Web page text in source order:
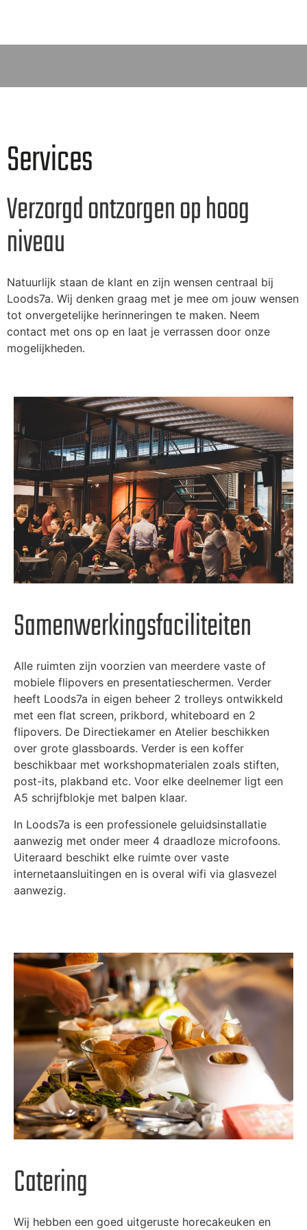
Services
Verzorgd ontzorgen op hoog
niveau
Natuurlijk staan de klant en zijn wensen centraal bij
Loods7a. Wij denken graag met je mee om jouw wensen
tot onvergetelijke herinneringen te maken. Neem
contact met ons op en laat je verrassen door onze
mogelijkheden.
Samenwerkingsfaciliteiten
Alle ruimten zijn voorzien van meerdere vaste of
mobiele flipovers en presentatieschermen. Verder
heeft Loods7a in eigen beheer 2 trolleys ontwikkeld
met een flat screen, prikbord, whiteboard en 2
flipovers. De Directiekamer en Atelier beschikken
over grote glassboards. Verder is een koffer
beschikbaar met workshopmaterialen zoals stiften,
post-its, plakband etc. Voor elke deelnemer ligt een
A5 schrijfblokje met balpen klaar.
In Loods7a is een professionele geluidsinstallatie
aanwezig met onder meer 4 draadloze microfoons.
Uiteraard beschikt elke ruimte over vaste
internetaansluitingen en is overal wifi via glasvezel
aanwezig.
Catering
Wij hebben een goed uitgeruste horecakeuken en